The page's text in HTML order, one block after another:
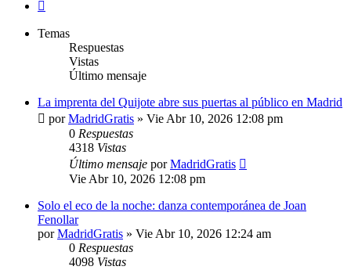
Temas
Respuestas
Vistas
Último mensaje
La imprenta del Quijote abre sus puertas al público en Madrid
porMadridGratis » Vie Abr 10, 2026 12:08 pm
0 Respuestas
4318 Vistas
Último mensaje porMadridGratis
Vie Abr 10, 2026 12:08 pm
Solo el eco de la noche: danza contemporánea de Joan
Fenollar
porMadridGratis » Vie Abr 10, 2026 12:24 am
0 Respuestas
4098 Vistas